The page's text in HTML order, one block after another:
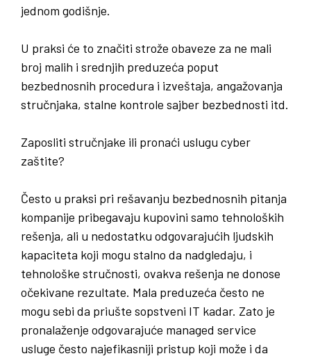
jednom godišnje.
U praksi će to značiti strože obaveze za ne mali
broj malih i srednjih preduzeća poput
bezbednosnih procedura i izveštaja, angažovanja
stručnjaka, stalne kontrole sajber bezbednosti itd.
Zaposliti stručnjake ili pronaći uslugu cyber
zaštite?
Često u praksi pri rešavanju bezbednosnih pitanja
kompanije pribegavaju kupovini samo tehnoloških
rešenja, ali u nedostatku odgovarajućih ljudskih
kapaciteta koji mogu stalno da nadgledaju, i
tehnološke stručnosti, ovakva rešenja ne donose
očekivane rezultate. Mala preduzeća često ne
mogu sebi da priušte sopstveni IT kadar. Zato je
pronalaženje odgovarajuće managed service
usluge često najefikasniji pristup koji može i da